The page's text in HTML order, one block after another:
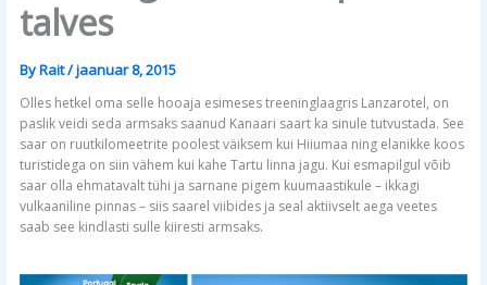
talves
ByRait/jaanuar 8, 2015
Olles hetkel oma selle hooaja esimeses treeninglaagris Lanzarotel, on
paslik veidi seda armsaks saanud Kanaari saart ka sinule tutvustada. See
saar on ruutkilomeetrite poolest väiksem kui Hiiumaa ning elanikke koos
turistidega on siin vähem kui kahe Tartu linna jagu. Kui esmapilgul võib
saar olla ehmatavalt tühi ja sarnane pigem kuumaastikule – ikkagi
vulkaaniline pinnas – siis saarel viibides ja seal aktiivselt aega veetes
saab see kindlasti sulle kiiresti armsaks.